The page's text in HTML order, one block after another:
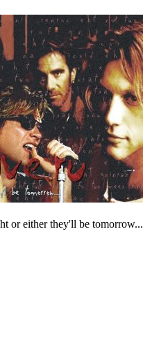
or either they'll be tomorrow...